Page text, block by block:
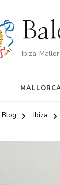
Ibiza-
Blog Ibiza